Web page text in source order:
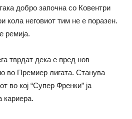
добро започна со Ковентри
кола неговиот тим не е поразен.
ремија.
тврдат дека е пред нов
во Премиер лигата. Станува
во кој “Супер Френки” ја
кариера.